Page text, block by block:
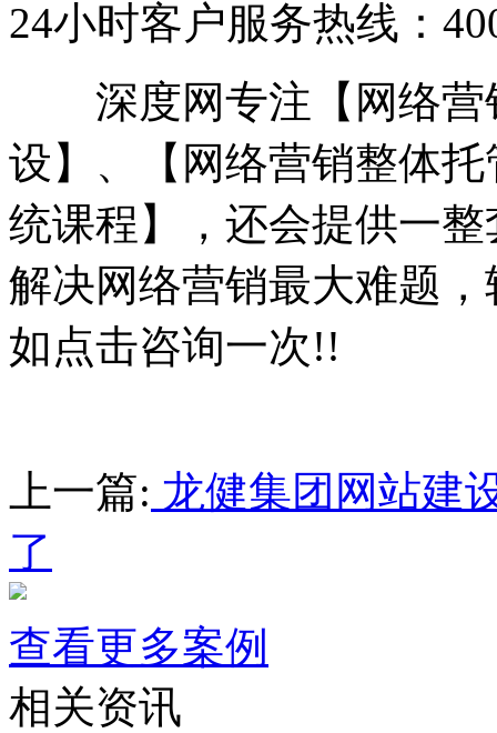
24小时客户服务热线：
深度网专注【网络营
设】、【网络营销整体
统课程】，还会提供一
解决网络营销最大难题
如点击咨询一次!!
上一篇: 龙健集团网站建
了
查看更多案例
相关资讯